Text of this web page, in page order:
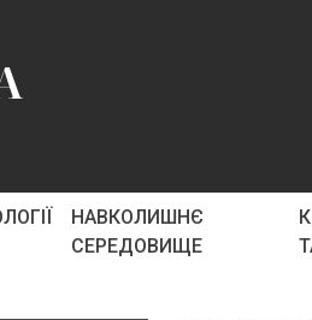
НАВКОЛИШНЄ
СЕРЕДОВИЩЕ